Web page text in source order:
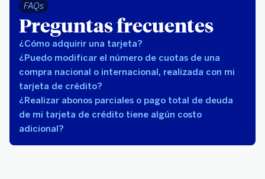
FAQs
Preguntas frecuentes
¿Cómo adquirir una tarjeta?
¿Puedo modificar el número de cuotas de una
compra nacional o internacional, realizada con mi
tarjeta de crédito?
¿Realizar abonos parciales o pago total de deuda
de mi tarjeta de crédito tiene algún costo
adicional?